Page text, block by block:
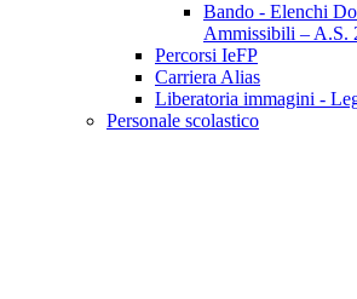
Bando - Elenchi
Ammissibili – A.S.
Percorsi IeFP
Carriera Alias
Liberatoria immagini -
Personale scolastico